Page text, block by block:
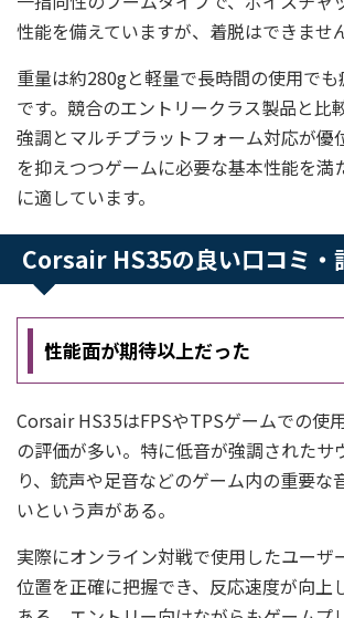
性能を備えていますが、着脱はできませ
重量は約280gと軽量で長時間の使用で
です。競合のエントリークラス製品と比
強調とマルチプラットフォーム対応が優
を抑えつつゲームに必要な基本性能を満
に適しています。
Corsair HS35の良い口コミ・
性能面が期待以上だった
Corsair HS35はFPSやTPSゲームでの使
の評価が多い。特に低音が強調されたサ
り、銃声や足音などのゲーム内の重要な
いという声がある。
実際にオンライン対戦で使用したユーザ
位置を正確に把握でき、反応速度が向上